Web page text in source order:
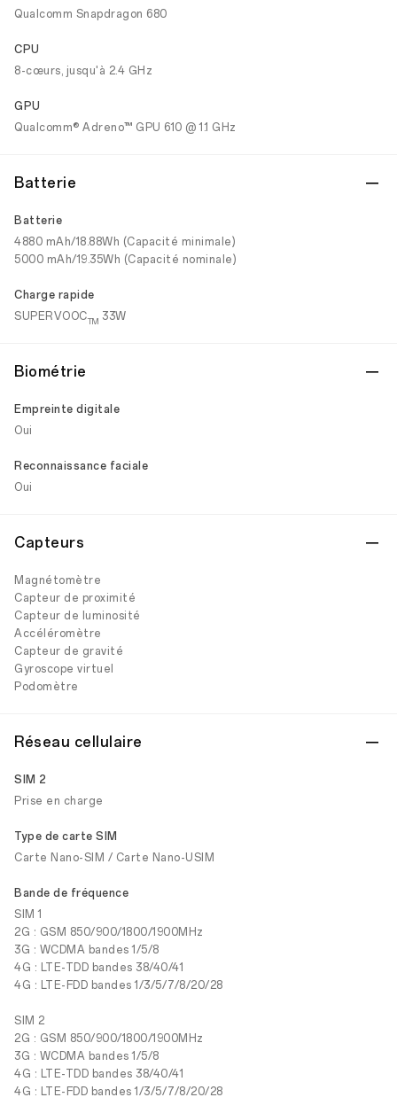
Qualcomm Snapdragon 680
CPU
8-cœurs, jusqu'à 2.4 GHz
GPU
Qualcomm® Adreno™ GPU 610 @ 1.1 GHz
Batterie
Batterie
4880 mAh/18.88Wh (Capacité minimale)
5000 mAh/19.35Wh (Capacité nominale)
Charge rapide
SUPERVOOCTM 33W
Biométrie
Empreinte digitale
Oui
Reconnaissance faciale
Oui
Capteurs
Magnétomètre
Capteur de proximité
Capteur de luminosité
Accéléromètre
Capteur de gravité
Gyroscope virtuel
Podomètre
Réseau cellulaire
SIM 2
Prise en charge
Type de carte SIM
Carte Nano-SIM / Carte Nano-USIM
Bande de fréquence
SIM 1
2G : GSM 850/900/1800/1900MHz
3G : WCDMA bandes 1/5/8
4G : LTE-TDD bandes 38/40/41
4G : LTE-FDD bandes 1/3/5/7/8/20/28
SIM 2
2G : GSM 850/900/1800/1900MHz
3G : WCDMA bandes 1/5/8
4G : LTE-TDD bandes 38/40/41
4G : LTE-FDD bandes 1/3/5/7/8/20/28